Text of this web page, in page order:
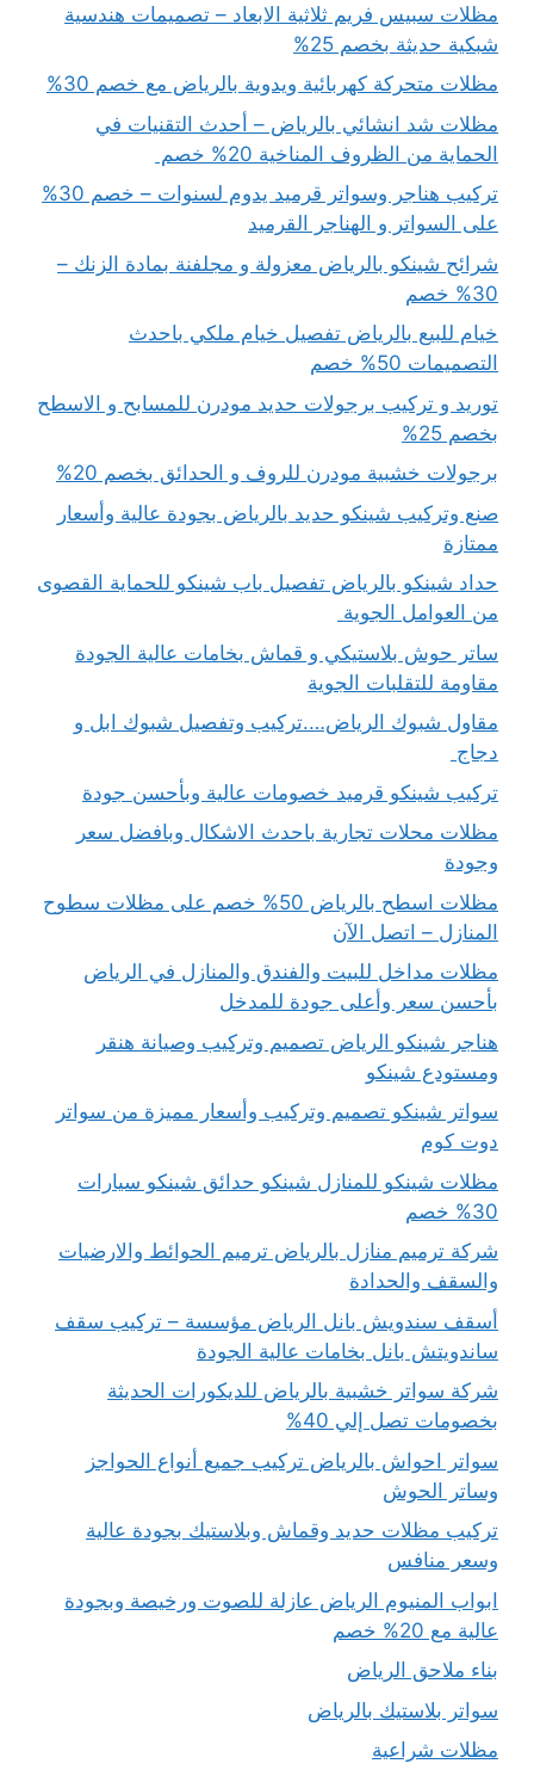
مظلات سبيس فريم ثلاثية الابعاد – تصميمات هندسية
شبكية حديثة بخصم 25%
مظلات متحركة كهربائية ويدوية بالرياض مع خصم 30%
مظلات شد انشائي بالرياض – أحدث التقنيات في
الحماية من الظروف المناخية 20% خصم
تركيب هناجر وسواتر قرميد يدوم لسنوات – خصم 30%
على السواتر و الهناجر القرميد
شرائح شينكو بالرياض معزولة و مجلفنة بمادة الزنك –
30% خصم
خيام للبيع بالرياض تفصيل خيام ملكي باحدث
التصميمات 50% خصم
توريد و تركيب برجولات حديد مودرن للمسابح و الاسطح
بخصم 25%
برجولات خشبية مودرن للروف و الحدائق بخصم 20%
صنع وتركيب شينكو حديد بالرياض بجودة عالية وأسعار
ممتازة
حداد شينكو بالرياض تفصيل باب شينكو للحماية القصوى
من العوامل الجوية
ساتر حوش بلاستيكي و قماش بخامات عالية الجودة
مقاومة للتقلبات الجوية
مقاول شبوك الرياض….تركيب وتفصيل شبوك ابل و
دجاج
تركيب شينكو قرميد خصومات عالية وبأحسن جودة
مظلات محلات تجارية باحدث الاشكال وبافضل سعر
وجودة
مظلات اسطح بالرياض 50% خصم على مظلات سطوح
المنازل – اتصل الآن
مظلات مداخل للبيت والفندق والمنازل في الرياض
بأحسن سعر وأعلى جودة للمدخل
هناجر شينكو الرياض تصميم وتركيب وصيانة هنقر
ومستودع شينكو
سواتر شينكو تصميم وتركيب وأسعار مميزة من سواتر
دوت كوم
مظلات شينكو للمنازل شينكو حدائق شينكو سيارات
30% خصم
شركة ترميم منازل بالرياض ترميم الحوائط والارضيات
والسقف والحدادة
أسقف سندويش بانل الرياض مؤسسة – تركيب سقف
ساندويتش بانل بخامات عالية الجودة
شركة سواتر خشبية بالرياض للديكورات الحديثة
بخصومات تصل إلي 40%
سواتر احواش بالرياض تركيب جميع أنواع الحواجز
وساتر الحوش
تركيب مظلات حديد وقماش وبلاستيك بجودة عالية
وسعر منافس
ابواب المنيوم الرياض عازلة للصوت ورخيصة وبجودة
عالية مع 20% خصم
بناء ملاحق الرياض
سواتر بلاستيك بالرياض
مظلات شراعية